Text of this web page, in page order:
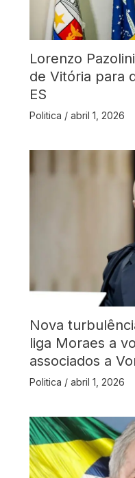
Lorenzo
de Vitória para
ES
Politica / abril 1, 2026
Nova
liga Moraes a
associados a
Politica / abril 1, 2026